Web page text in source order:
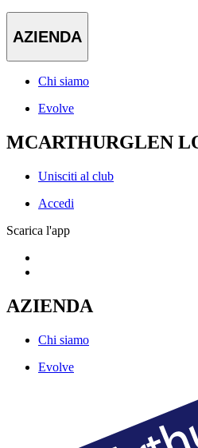
AZIENDA
Chi siamo
Evolve
MCARTHURGLEN
Unisciti al club
Accedi
Scarica l'app
AZIENDA
Chi siamo
Evolve